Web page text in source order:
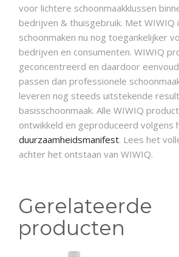
voor lichtere schoonmaakklussen
bedrijven & thuisgebruik. Met WIWIQ
schoonmaken nu nog toegankelijker
bedrijven en consumenten. WIWIQ
geconcentreerd en daardoor
passen dan professionele
leveren nog steeds uitstekende
basisschoonmaak. Alle WIWIQ
ontwikkeld en geproduceerd volgens
duurzaamheidsmanifest. Lees het
achter het ontstaan van WIWIQ.
Gerelateerde
producten